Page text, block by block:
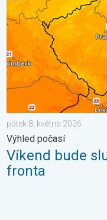
pátek 8. května 2026
Výhled počasí
Víkend bude
fronta